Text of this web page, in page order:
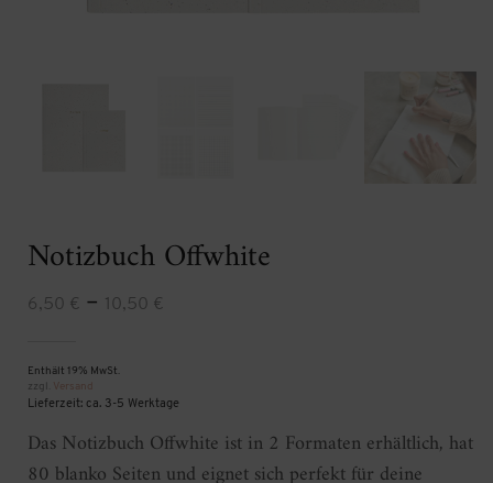
Notizbuch Offwhite
6,50 € – 10,50 €
10,50 €
Enthält 19% MwSt.
zzgl. Versand
Lieferzeit: ca. 3-5 Werktage
Das Notizbuch Offwhite ist in 2 Formaten erhältlich, hat
80 blanko Seiten und eignet sich perfekt für deine